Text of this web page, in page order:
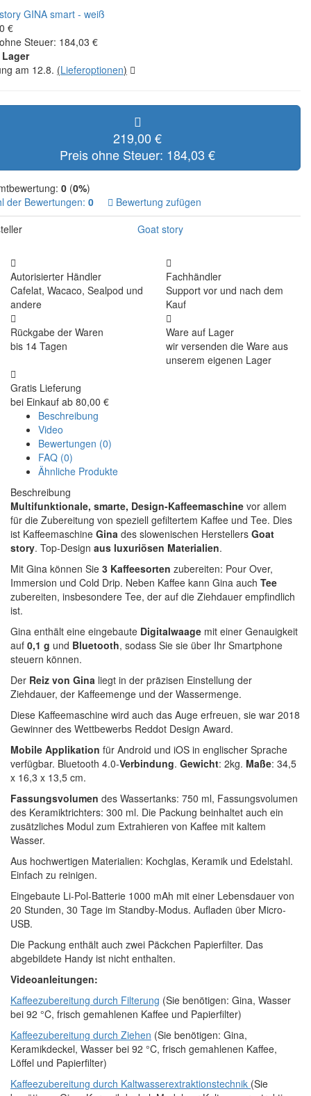
€
Steuer: 184,03 €
am 12.8. (Lieferoptionen)
219,00 €
Preis ohne Steuer: 184,03 €
0 (0%)
der Bewertungen: 0
Bewertung zufügen
Goat story
Autorisierter Händler
Cafelat, Wacaco, Sealpod und
andere
Fachhändler
Support vor und nach dem
Kauf
Rückgabe der Waren
bis 14 Tagen
Ware auf Lager
wir versenden die Ware aus
unserem eigenen Lager
Gratis Lieferung
bei Einkauf ab 80,00 €
Beschreibung
Video
Bewertungen (0)
FAQ (0)
Ähnliche Produkte
Beschreibung
Multifunktionale, smarte, Design-Kaffeemaschine vor allem
für die Zubereitung von speziell gefiltertem Kaffee und Tee. Dies
ist Kaffeemaschine Gina des slowenischen Herstellers Goat
story. Top-Design aus luxuriösen Materialien.
Mit Gina können Sie 3 Kaffeesorten zubereiten: Pour Over,
Immersion und Cold Drip. Neben Kaffee kann Gina auch Tee
zubereiten, insbesondere Tee, der auf die Ziehdauer empfindlich
ist.
Gina enthält eine eingebaute Digitalwaage mit einer Genauigkeit
auf 0,1 g und Bluetooth, sodass Sie sie über Ihr Smartphone
steuern können.
Der Reiz von Gina liegt in der präzisen Einstellung der
Ziehdauer, der Kaffeemenge und der Wassermenge.
Diese Kaffeemaschine wird auch das Auge erfreuen, sie war 2018
Gewinner des Wettbewerbs Reddot Design Award.
Mobile Applikation für Android und iOS in englischer Sprache
verfügbar. Bluetooth 4.0-Verbindung. Gewicht: 2kg. Maße: 34,5
x 16,3 x 13,5 cm.
Fassungsvolumen des Wassertanks: 750 ml, Fassungsvolumen
des Keramiktrichters: 300 ml. Die Packung beinhaltet auch ein
zusätzliches Modul zum Extrahieren von Kaffee mit kaltem
Wasser.
Aus hochwertigen Materialien: Kochglas, Keramik und Edelstahl.
Einfach zu reinigen.
Eingebaute Li-Pol-Batterie 1000 mAh mit einer Lebensdauer von
20 Stunden, 30 Tage im Standby-Modus. Aufladen über Micro-
USB.
Die Packung enthält auch zwei Päckchen Papierfilter. Das
abgebildete Handy ist nicht enthalten.
Videoanleitungen:
Kaffeezubereitung durch Filterung (Sie benötigen: Gina, Wasser
bei 92 °C, frisch gemahlenen Kaffee und Papierfilter)
Kaffeezubereitung durch Ziehen (Sie benötigen: Gina,
Keramikdeckel, Wasser bei 92 °C, frisch gemahlenen Kaffee,
Löffel und Papierfilter)
Kaffeezubereitung durch Kaltwasserextraktionstechnik (Sie